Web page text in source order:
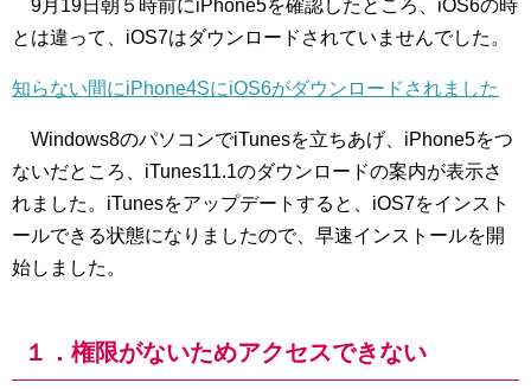
9月19日朝５時前にiPhone5を確認したところ、iOS6の時
とは違って、iOS7はダウンロードされていませんでした。
知らない間にiPhone4SにiOS6がダウンロードされました
Windows8のパソコンでiTunesを立ちあげ、iPhone5をつ
ないだところ、iTunes11.1のダウンロードの案内が表示さ
れました。iTunesをアップデートすると、iOS7をインスト
ールできる状態になりましたので、早速インストールを開
始しました。
１．権限がないためアクセスできない